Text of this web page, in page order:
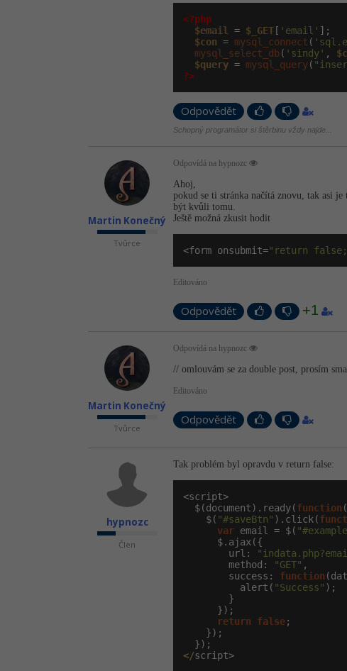
<?php
$email
= $_GET [ 'email' ];
$con = mysql_connect (
mysql_select_db( 'sindy' ,
$query = mysql_query(
?>
Odpovědět
Schopný programátor si štěrbinu vždy najde...
Martin Konečný
Tvůrce
Odpovídá na hypnozc
Ahoj,
pokud se ti stránka načítá znovu, tak asi
být kvůli tomu.
Ještě možná zkusit hodit
<form onsubmit="return
Editováno
Odpovědět +1
Martin Konečný
Tvůrce
Odpovídá na hypnozc
// omlouvám se za double post, prosím
Editováno
Odpovědět
hypnozc
Člen
Tak problém byl opravdu v return false:
<script>
  $(
document).ready(function
    $(
"#saveBtn" ).click(
var email = $(
      $.ajax({
        url:
        method:
"GET" ,
        success:
function
          alert(
"Success" );
        }
      });
return
false;
    });
</script>